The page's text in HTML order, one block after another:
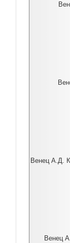
Венец А.Д.
Венец